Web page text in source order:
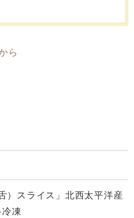
ら
）スライス」北西太平洋産
凍